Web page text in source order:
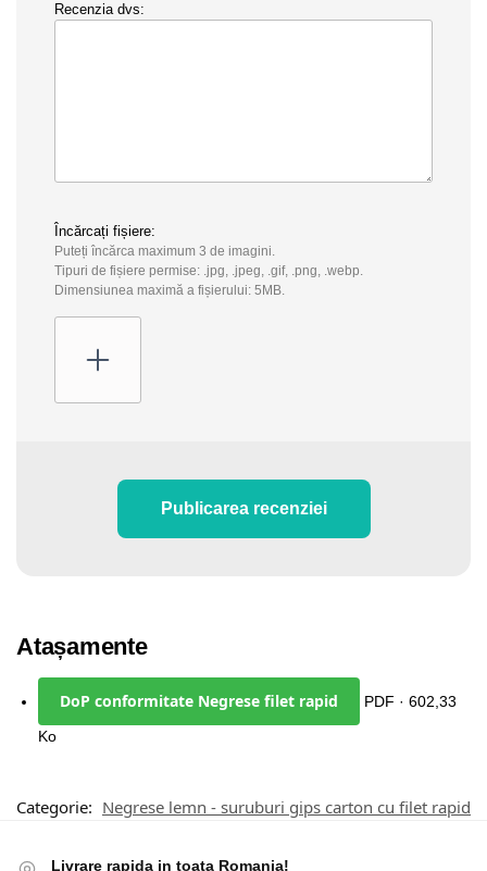
Recenzia dvs:
Încărcați fișiere:
Puteți încărca maximum 3 de imagini.
Tipuri de fișiere permise: .jpg, .jpeg, .gif, .png, .webp.
Dimensiunea maximă a fișierului: 5MB.
Publicarea recenziei
Atașamente
DoP conformitate Negrese filet rapid
PDF · 602,33
Ko
Categorie: Negrese lemn - suruburi gips carton cu filet rapid
Livrare rapida in toata Romania!